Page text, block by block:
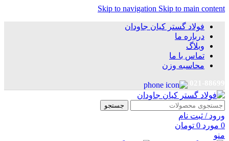
Skip to navigation Skip to main content
فولاد گستر کیان جاودان
درباره ما
وبلاگ
تماس با ما
محاسبه وزن
جستجو
ورود / ثبت نام
0 مورد 0 تومان
منو